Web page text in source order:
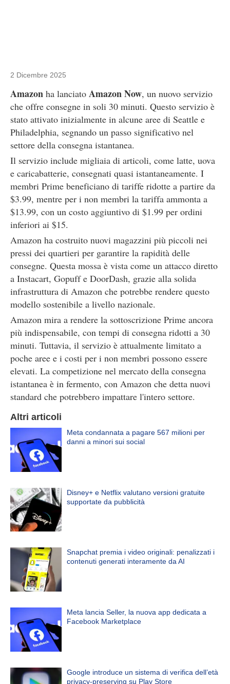
2 Dicembre 2025
Amazon ha lanciato Amazon Now, un nuovo servizio
che offre consegne in soli 30 minuti. Questo servizio è
stato attivato inizialmente in alcune aree di Seattle e
Philadelphia, segnando un passo significativo nel
settore della consegna istantanea.
Il servizio include migliaia di articoli, come latte, uova
e caricabatterie, consegnati quasi istantaneamente. I
membri Prime beneficiano di tariffe ridotte a partire da
$3.99, mentre per i non membri la tariffa ammonta a
$13.99, con un costo aggiuntivo di $1.99 per ordini
inferiori ai $15.
Amazon ha costruito nuovi magazzini più piccoli nei
pressi dei quartieri per garantire la rapidità delle
consegne. Questa mossa è vista come un attacco diretto
a Instacart, Gopuff e DoorDash, grazie alla solida
infrastruttura di Amazon che potrebbe rendere questo
modello sostenibile a livello nazionale.
Amazon mira a rendere la sottoscrizione Prime ancora
più indispensabile, con tempi di consegna ridotti a 30
minuti. Tuttavia, il servizio è attualmente limitato a
poche aree e i costi per i non membri possono essere
elevati. La competizione nel mercato della consegna
istantanea è in fermento, con Amazon che detta nuovi
standard che potrebbero impattare l'intero settore.
Altri articoli
Meta condannata a pagare 567 milioni per
danni a minori sui social
Disney+ e Netflix valutano versioni gratuite
supportate da pubblicità
Snapchat premia i video originali: penalizzati i
contenuti generati interamente da AI
Meta lancia Seller, la nuova app dedicata a
Facebook Marketplace
Google introduce un sistema di verifica dell’età
privacy-preserving su Play Store